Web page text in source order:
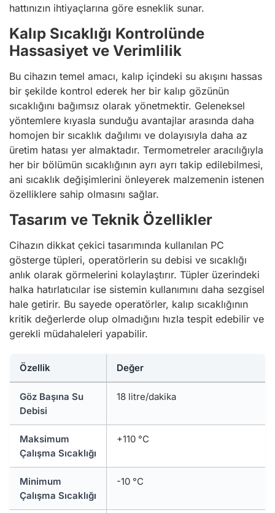
hattınızın ihtiyaçlarına göre esneklik sunar.
Kalıp Sıcaklığı Kontrolünde
Hassasiyet ve Verimlilik
Bu cihazın temel amacı, kalıp içindeki su akışını hassas
bir şekilde kontrol ederek her bir kalıp gözünün
sıcaklığını bağımsız olarak yönetmektir. Geleneksel
yöntemlere kıyasla sunduğu avantajlar arasında daha
homojen bir sıcaklık dağılımı ve dolayısıyla daha az
üretim hatası yer almaktadır. Termometreler aracılığıyla
her bir bölümün sıcaklığının ayrı ayrı takip edilebilmesi,
ani sıcaklık değişimlerini önleyerek malzemenin istenen
özelliklere sahip olmasını sağlar.
Tasarım ve Teknik Özellikler
Cihazın dikkat çekici tasarımında kullanılan PC
gösterge tüpleri, operatörlerin su debisi ve sıcaklığı
anlık olarak görmelerini kolaylaştırır. Tüpler üzerindeki
halka hatırlatıcılar ise sistemin kullanımını daha sezgisel
hale getirir. Bu sayede operatörler, kalıp sıcaklığının
kritik değerlerde olup olmadığını hızla tespit edebilir ve
gerekli müdahaleleri yapabilir.
Özellik Değer
Göz Başına Su
Debisi
18 litre/dakika
Maksimum
Çalışma Sıcaklığı
+110 °C
Minimum
Çalışma Sıcaklığı
-10 °C